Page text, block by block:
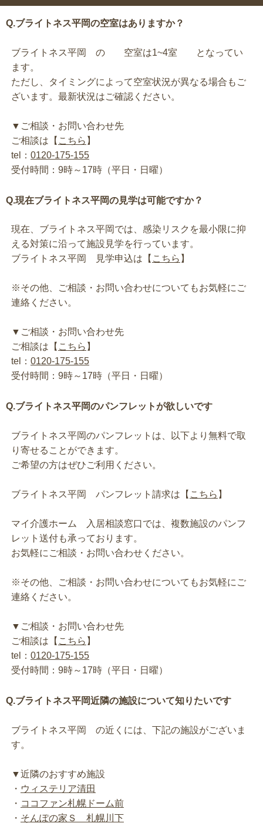
Q.ブライトネス平岡の空室はありますか？
ブライトネス平岡 の 空室は1~4室 となってい
ます。
ただし、タイミングによって空室状況が異なる場合もご
ざいます。最新状況はご確認ください。
▼ご相談・お問い合わせ先
ご相談は【 こちら 】
tel： 0120-175-155
受付時間：9時～17時（平日・日曜）
Q.現在ブライトネス平岡の見学は可能ですか？
現在、ブライトネス平岡では、感染リスクを最小限に抑
える対策に沿って施設見学を行っています。
ブライトネス平岡 見学申込は【 こちら 】
※その他、ご相談・お問い合わせについてもお気軽にご
連絡ください。
▼ご相談・お問い合わせ先
ご相談は【 こちら 】
tel： 0120-175-155
受付時間：9時～17時（平日・日曜）
Q.ブライトネス平岡のパンフレットが欲しいです
ブライトネス平岡のパンフレットは、以下より無料で取
り寄せることができます。
ご希望の方はぜひご利用ください。
ブライトネス平岡 パンフレット請求は【 こちら 】
マイ介護ホーム 入居相談窓口では、複数施設のパンフ
レット送付も承っております。
お気軽にご相談・お問い合わせください。
※その他、ご相談・お問い合わせについてもお気軽にご
連絡ください。
▼ご相談・お問い合わせ先
ご相談は【 こちら 】
tel： 0120-175-155
受付時間：9時～17時（平日・日曜）
Q.ブライトネス平岡近隣の施設について知りたいです
ブライトネス平岡 の近くには、下記の施設がございま
す。
▼近隣のおすすめ施設
・ ウィステリア清田
・ ココファン札幌ドーム前
・ そんぽの家Ｓ 札幌川下